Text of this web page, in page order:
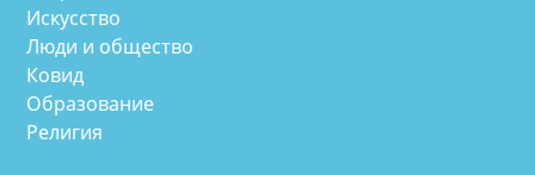
Искусство
Люди и общество
Ковид
Образование
Религия